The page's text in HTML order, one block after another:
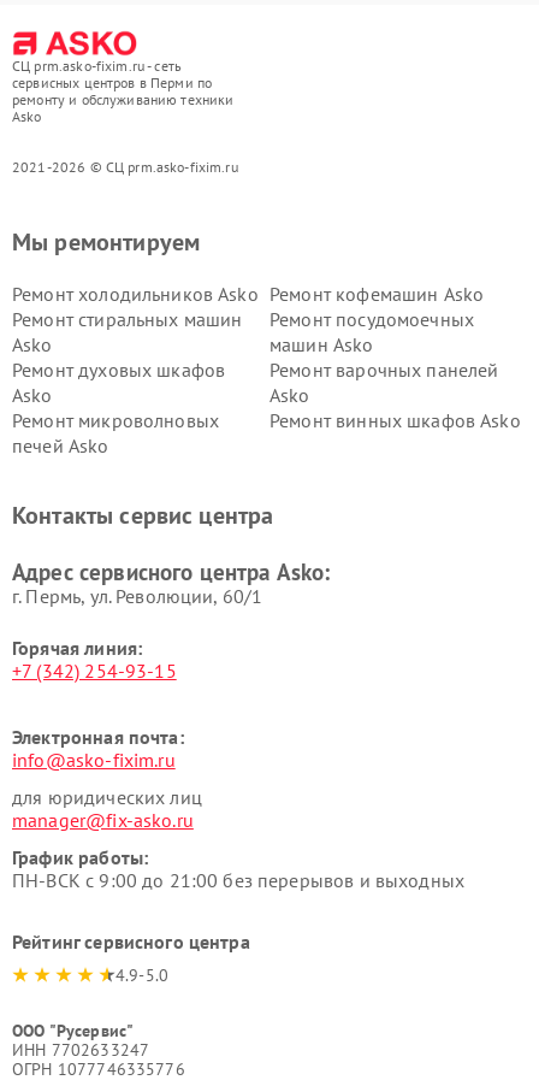
СЦ prm.asko-fixim.ru - сеть
сервисных центров в Перми по
ремонту и обслуживанию техники
Asko
2021-2026 © СЦ prm.asko-fixim.ru
Мы ремонтируем
Ремонт холодильников Asko Ремонт кофемашин Asko
Ремонт стиральных машин
Asko
Ремонт посудомоечных
машин Asko
Ремонт духовых шкафов
Asko
Ремонт варочных панелей
Asko
Ремонт микроволновых
печей Asko
Ремонт винных шкафов Asko
Ремонт подогревателей
Ремонт промышленных
Asko
Контакты сервис центра
Адрес сервисного центра Asko:
г. Пермь, ул. ​Революции, 60/1
Горячая линия:
+7 (342) 254-93-15
Электронная почта:
info@asko-fixim.ru
для юридических лиц
manager@fix-asko.ru
График работы:
ПН-ВСК с 9:00 до 21:00 без перерывов и выходных
Рейтинг сервисного центра
4.9-5.0
ООО "Русервис"
ИНН 7702633247
ОГРН 1077746335776